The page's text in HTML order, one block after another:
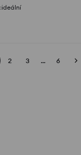
:ideální
2 3 ... 6